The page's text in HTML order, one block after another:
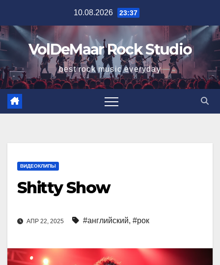
содержимому
10.08.2026 23:37
VolDeMaar Rock Studio
best rock music everyday
ВИДЕОКЛИПЫ
Shitty Show
АПР 22, 2025 #английский, #рок